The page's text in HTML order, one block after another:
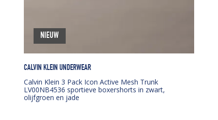
CALVIN KLEIN UNDERWEAR
Calvin Klein 3 Pack Icon Active Mesh Trunk
LV00NB4536 sportieve boxershorts in zwart,
olijfgroen en jade
NIEUW